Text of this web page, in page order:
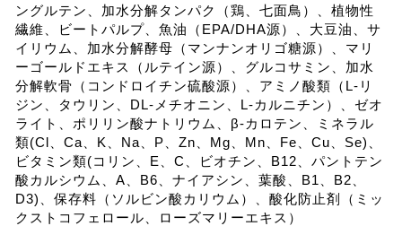
ングルテン、加水分解タンパク（鶏、七面鳥）、植物性
繊維、ビートパルプ、魚油（EPA/DHA源）、大豆油、サ
イリウム、加水分解酵母（マンナンオリゴ糖源）、マリ
ーゴールドエキス（ルテイン源）、グルコサミン、加水
分解軟骨（コンドロイチン硫酸源）、アミノ酸類（L-リ
ジン、タウリン、DL-メチオニン、L-カルニチン）、ゼオ
ライト、ポリリン酸ナトリウム、β-カロテン、ミネラル
類(Cl、Ca、K、Na、P、Zn、Mg、Mn、Fe、Cu、Se)、
ビタミン類(コリン、E、C、ビオチン、B12、パントテン
酸カルシウム、A、B6、ナイアシン、葉酸、B1、B2、
D3)、保存料（ソルビン酸カリウム）、酸化防止剤（ミッ
クストコフェロール、ローズマリーエキス）